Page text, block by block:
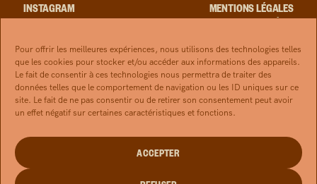
Pour offrir les meilleures expériences, nous utilisons des technologies telles
que les cookies pour stocker et/ou accéder aux informations des appareils.
Le fait de consentir à ces technologies nous permettra de traiter des
données telles que le comportement de navigation ou les ID uniques sur ce
site. Le fait de ne pas consentir ou de retirer son consentement peut avoir
un effet négatif sur certaines caractéristiques et fonctions.
ACCEPTER
INSTAGRAM
LINKEDIN
MENTIONS LÉGALES
CRÉDIT